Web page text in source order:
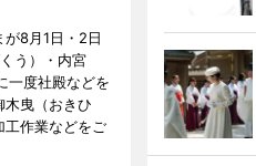
8月1日・2日
う）・内宮
一度社殿などを
木曳（おきひ
工作業などをご